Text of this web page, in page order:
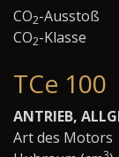
CO2-Ausstoß
CO2-Klasse
TCe 100
ANTRIEB,
Art des Motors